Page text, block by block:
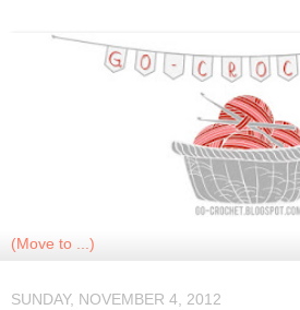
SUNDAY, NOVEMBER 4, 2012